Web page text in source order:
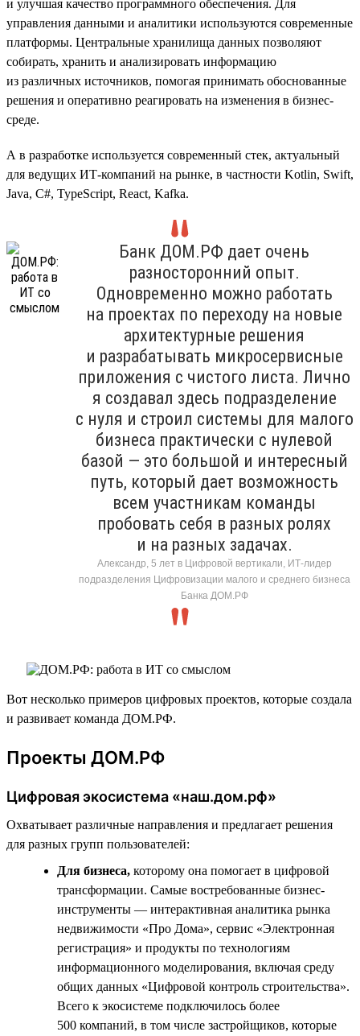
и улучшая качество программного обеспечения. Для
управления данными и аналитики используются современные
платформы. Центральные хранилища данных позволяют
собирать, хранить и анализировать информацию
из различных источников, помогая принимать обоснованные
решения и оперативно реагировать на изменения в бизнес-
среде.
А в разработке используется современный стек, актуальный
для ведущих ИТ-компаний на рынке, в частности Kotlin, Swift,
Java, C#, TypeScript, React, Kafka.
Банк ДОМ.РФ дает очень
разносторонний опыт.
Одновременно можно работать
на проектах по переходу на новые
архитектурные решения
и разрабатывать микросервисные
приложения с чистого листа. Лично
я создавал здесь подразделение
с нуля и строил системы для малого
бизнеса практически с нулевой
базой — это большой и интересный
путь, который дает возможность
всем участникам команды
пробовать себя в разных ролях
и на разных задачах.
Александр, 5 лет в Цифровой вертикали, ИТ-лидер
подразделения Цифровизации малого и среднего бизнеса
Банка ДОМ.РФ
Вот несколько примеров цифровых проектов, которые создала
и развивает команда ДОМ.РФ.
Проекты ДОМ.РФ
Цифровая экосистема «наш.дом.рф»
Охватывает различные направления и предлагает решения
для разных групп пользователей:
Для бизнеса, которому она помогает в цифровой
трансформации. Самые востребованные бизнес-
инструменты — интерактивная аналитика рынка
недвижимости «Про Дома», сервис «Электронная
регистрация» и продукты по технологиям
информационного моделирования, включая среду
общих данных «Цифровой контроль строительства».
Всего к экосистеме подключилось более
500 компаний, в том числе застройщиков, которые